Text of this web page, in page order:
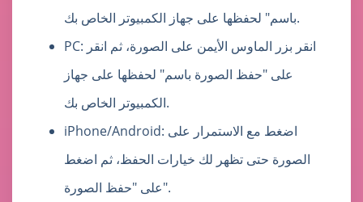
باسم" لحفظها على جهاز الكمبيوتر الخاص بك.
PC: انقر بزر الماوس الأيمن على الصورة، ثم انقر
على "حفظ الصورة باسم" لحفظها على جهاز
الكمبيوتر الخاص بك.
iPhone/Android: اضغط مع الاستمرار على
الصورة حتى تظهر لك خيارات الحفظ، ثم اضغط
على "حفظ الصورة".